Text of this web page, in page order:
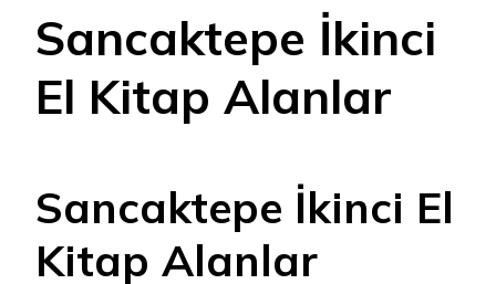
Sancaktepe İkinci
El Kitap Alanlar
Sancaktepe İkinci El
Kitap Alanlar